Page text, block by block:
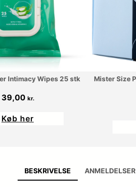
Intimacy Wipes 25 stk
39,00 kr.
Køb her
Mister Size
BESKRIVELSE